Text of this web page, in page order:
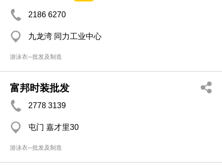
2186 6270
九龙湾 同力工业中心
游泳衣─批发及制造
富邦时装批发
2778 3139
屯门 嘉才里30
游泳衣─批发及制造